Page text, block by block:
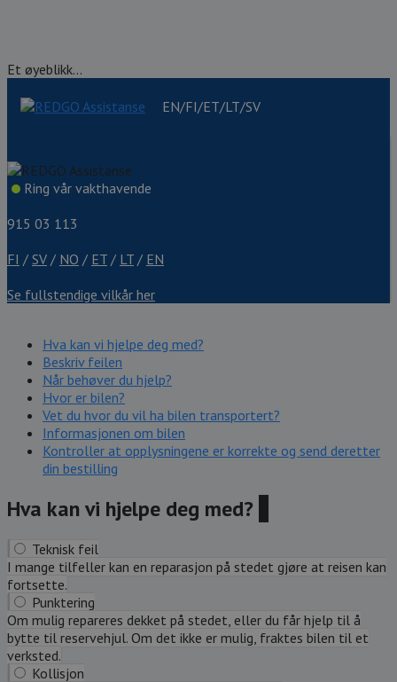
Et øyeblikk...
EN/FI/ET/LT/SV
Ring vår vakthavende
915 03 113
FI / SV / NO / ET / LT / EN
Se fullstendige vilkår her
Hva kan vi hjelpe deg med?
Beskriv feilen
Når behøver du hjelp?
Hvor er bilen?
Vet du hvor du vil ha bilen transportert?
Informasjonen om bilen
Kontroller at opplysningene er korrekte og send deretter
din bestilling
Hva kan vi hjelpe deg med?
Teknisk feil
I mange tilfeller kan en reparasjon på stedet gjøre at reisen kan
fortsette.
Punktering
Om mulig repareres dekket på stedet, eller du får hjelp til å
bytte til reservehjul. Om det ikke er mulig, fraktes bilen til et
verksted.
Kollisjon